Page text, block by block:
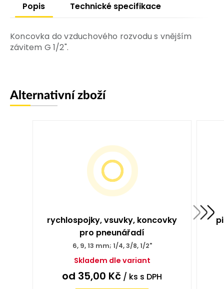
Popis Technické specifikace
Koncovka do vzduchového rozvodu s vnějším
závitem G 1/2".
Alternativní zboží
rychlospojky, vsuvky, koncovky
pro pneunářadí
6, 9, 13 mm; 1/4, 3/8, 1/2"
Skladem dle variant
od 35,00 Kč / ks s DPH